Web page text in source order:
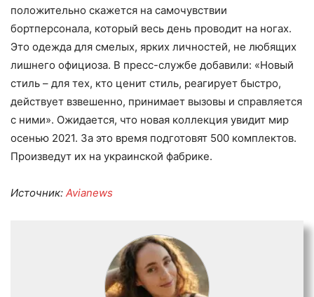
положительно скажется на самочувствии
бортперсонала, который весь день проводит на ногах.
Это одежда для смелых, ярких личностей, не любящих
лишнего официоза. В пресс-службе добавили: «Новый
стиль – для тех, кто ценит стиль, реагирует быстро,
действует взвешенно, принимает вызовы и справляется
с ними». Ожидается, что новая коллекция увидит мир
осенью 2021. За это время подготовят 500 комплектов.
Произведут их на украинской фабрике.
Источник: Avianews